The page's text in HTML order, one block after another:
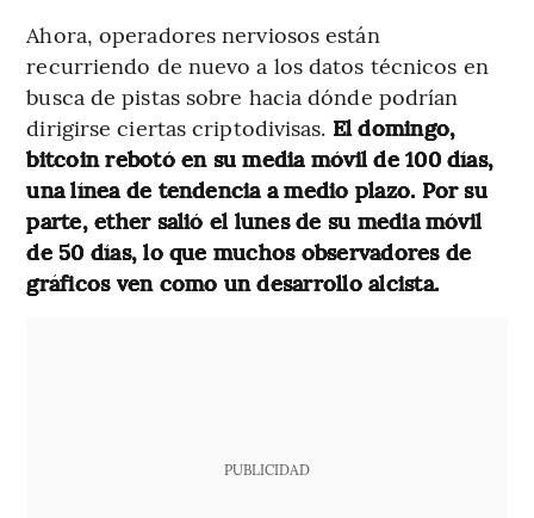
Ahora, operadores nerviosos están
recurriendo de nuevo a los datos técnicos en
busca de pistas sobre hacia dónde podrían
dirigirse ciertas criptodivisas. El domingo,
bitcoin rebotó en su media móvil de 100 días,
una línea de tendencia a medio plazo. Por su
parte, ether salió el lunes de su media móvil
de 50 días, lo que muchos observadores de
gráficos ven como un desarrollo alcista.
PUBLICIDAD